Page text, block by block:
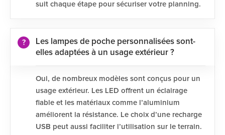
suit chaque étape pour sécuriser votre planning.
Les lampes de poche personnalisées sont-
elles adaptées à un usage extérieur ?
Oui, de nombreux modèles sont conçus pour un
usage extérieur. Les LED offrent un éclairage
fiable et les matériaux comme l’aluminium
améliorent la résistance. Le choix d’une recharge
USB peut aussi faciliter l’utilisation sur le terrain.